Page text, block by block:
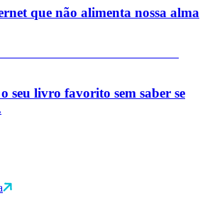
que não alimenta nossa alma
seu livro favorito sem saber se